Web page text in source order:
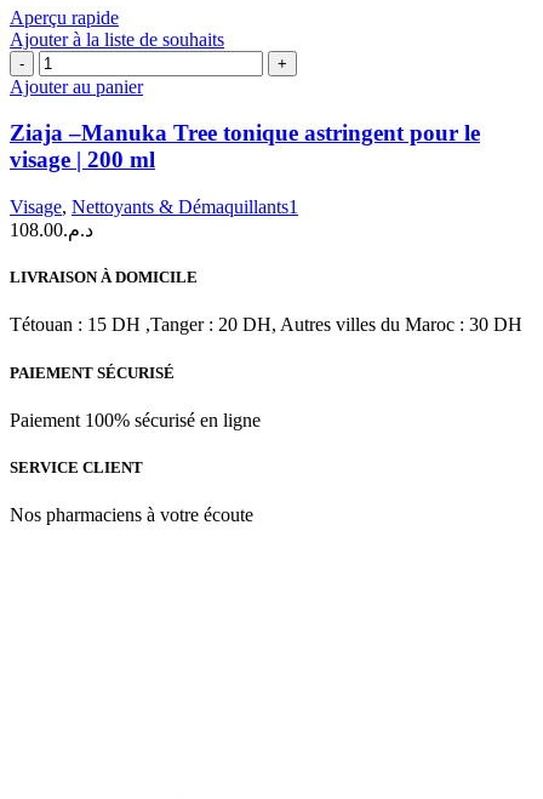
200
ml
Aperçu rapide
Ajouter à la liste de souhaits
quantité
de
–
Manuka
Tree
astringent
pour
visage
200
Ajouter au panier
Ziaja –Manuka Tree tonique astringent pour le
visage | 200 ml
Visage, Nettoyants & Démaquillants1
د.م.108.00
LIVRAISON À DOMICILE
Tétouan : 15 DH ,Tanger : 20 DH, Autres villes du Maroc : 30 DH
PAIEMENT SÉCURISÉ
Paiement 100% sécurisé en ligne
SERVICE CLIENT
Nos pharmaciens à votre écoute